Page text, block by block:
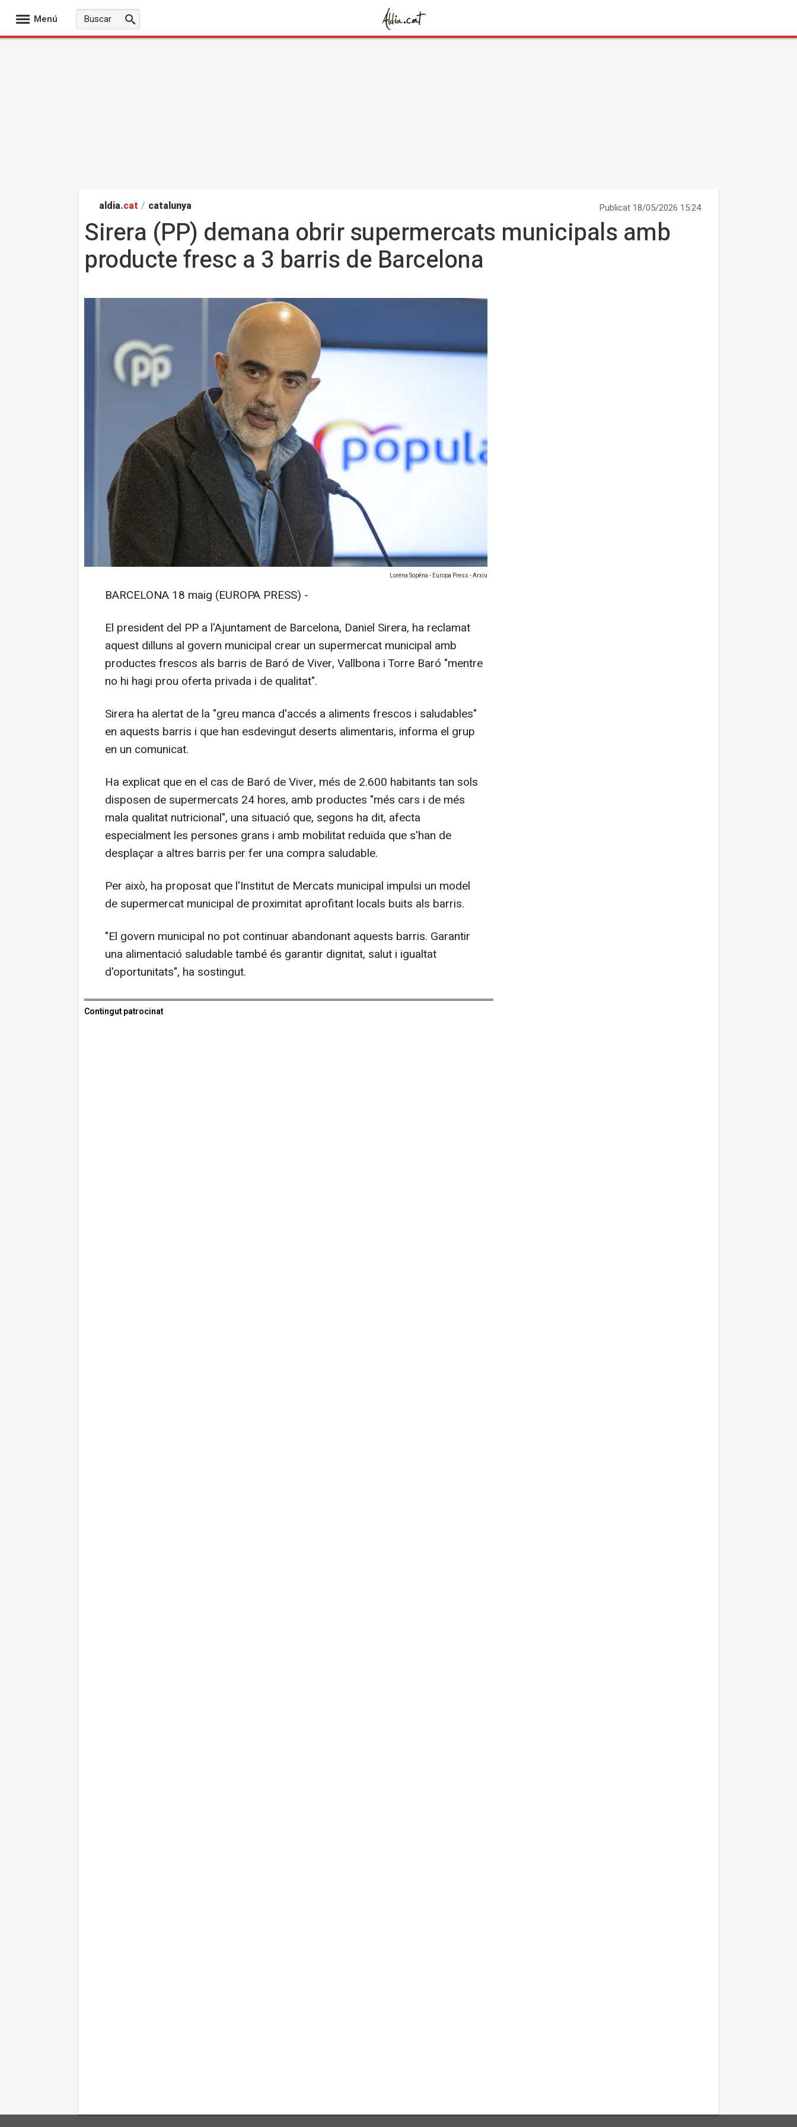
Menú
aldia.cat / catalunya Publicat 18/05/2026 15:24
Sirera (PP) demana obrir supermercats municipals amb
producte fresc a 3 barris de Barcelona
Lorena Sopêna - Europa Press - Arxiu
BARCELONA 18 maig (EUROPA PRESS) -
El president del PP a l'Ajuntament de Barcelona, Daniel Sirera, ha reclamat
aquest dilluns al govern municipal crear un supermercat municipal amb
productes frescos als barris de Baró de Viver, Vallbona i Torre Baró "mentre
no hi hagi prou oferta privada i de qualitat".
Sirera ha alertat de la "greu manca d'accés a aliments frescos i saludables"
en aquests barris i que han esdevingut deserts alimentaris, informa el grup
en un comunicat.
Ha explicat que en el cas de Baró de Viver, més de 2.600 habitants tan sols
disposen de supermercats 24 hores, amb productes "més cars i de més
mala qualitat nutricional", una situació que, segons ha dit, afecta
especialment les persones grans i amb mobilitat reduïda que s'han de
desplaçar a altres barris per fer una compra saludable.
Per això, ha proposat que l'Institut de Mercats municipal impulsi un model
de supermercat municipal de proximitat aprofitant locals buits als barris.
"El govern municipal no pot continuar abandonant aquests barris. Garantir
una alimentació saludable també és garantir dignitat, salut i igualtat
d'oportunitats", ha sostingut.
Contingut patrocinat